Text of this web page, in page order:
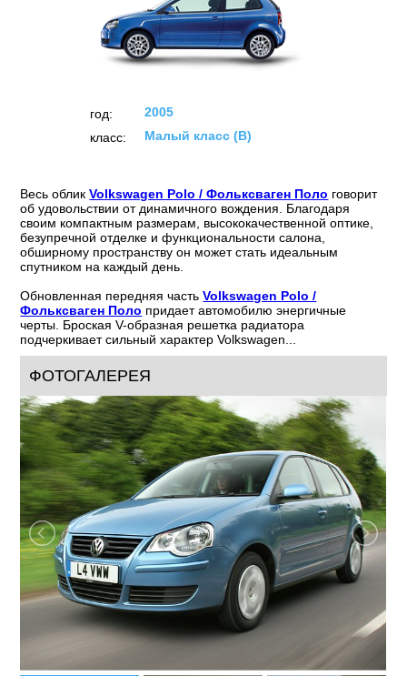
год:
2005
класс:
Малый класс (B)
Весь обликVolkswagen Polo / Фольксваген Поло говорит
об удовольствии от динамичного вождения. Благодаря
своим компактным размерам, высококачественной оптике,
безупречной отделке и функциональности салона,
обширному пространству он может стать идеальным
спутником на каждый день.
Обновленная передняя частьVolkswagen Polo /
Фольксваген Поло придает автомобилю энергичные
черты. Броская V-образная решетка радиатора
подчеркивает сильный характер Volkswagen...
ФОТОГАЛЕРЕЯ